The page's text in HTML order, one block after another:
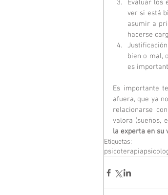
Evaluar los
ver si está
asumir a
hacerse
bien o mal,
es
Es importante
afuera, que ya
relacionarse
valora (sueños,
la experta en su
Etiquetas:
psicoterapia